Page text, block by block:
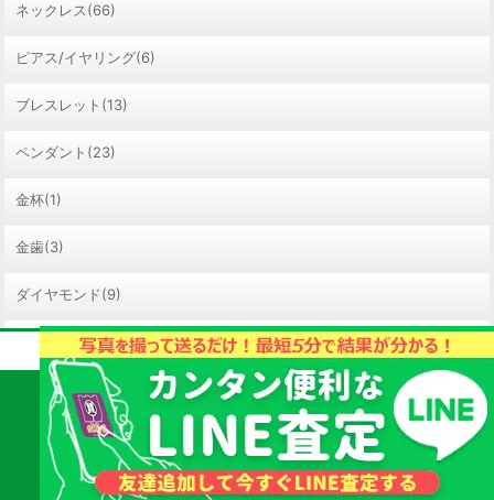
ネックレス(66)
ピアス/イヤリング(6)
ブレスレット(13)
ペンダント(23)
金杯(1)
金歯(3)
ダイヤモンド(9)
その他アクセサリー(73)
その他買取商品
お酒(46)
取扱商品・査定についてのご質問はお気軽に！
質屋かんてい局 山
形南店
直通
023-676-7711
【受付時間】10:00 - 19:00
スマートフォンの方はタップして発信できます。